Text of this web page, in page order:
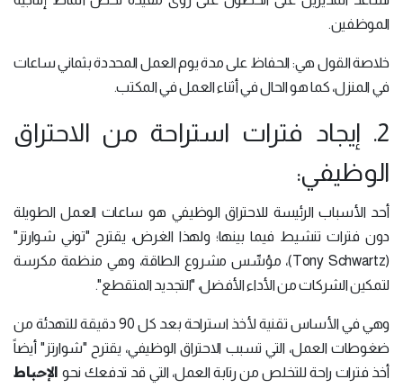
الموظفين.
خلاصة القول هي: الحفاظ على مدة يوم العمل المحددة بثماني ساعات
في المنزل، كما هو الحال في أثناء العمل في المكتب.
2. إيجاد فترات استراحة من الاحتراق
الوظيفي:
أحد الأسباب الرئيسة للاحتراق الوظيفي هو ساعات العمل الطويلة
دون فترات تنشيط فيما بينها؛ ولهذا الغرض، يقترح "توني شوارتز"
(Tony Schwartz)، مؤسِّس مشروع الطاقة، وهي منظمة مكرسة
لتمكين الشركات من الأداء الأفضل، "التجديد المتقطع".
وهي في الأساس تقنية لأخذ استراحة بعد كل 90 دقيقة للتهدئة من
ضغوطات العمل، التي تسبب الاحتراق الوظيفي، يقترح "شوارتز" أيضاً
أخذ فترات راحة للتخلص من رتابة العمل، التي قد تدفعك نحو الإحباط